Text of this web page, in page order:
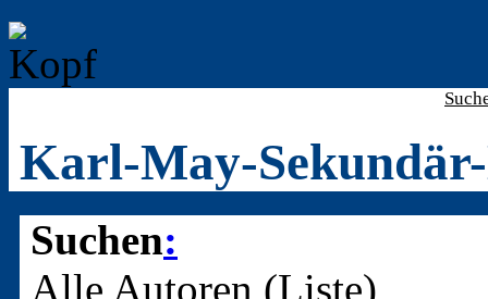
Karl-May-
Suchen:
Alle Autoren (Liste)